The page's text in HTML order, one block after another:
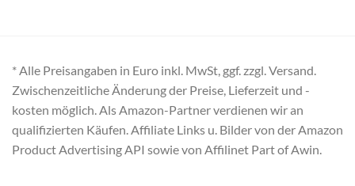
* Alle Preisangaben in Euro inkl. MwSt, ggf. zzgl. Versand.
Zwischenzeitliche Änderung der Preise, Lieferzeit und -
kosten möglich. Als Amazon-Partner verdienen wir an
qualifizierten Käufen. Affiliate Links u. Bilder von der Amazon
Product Advertising API sowie von Affilinet Part of Awin.